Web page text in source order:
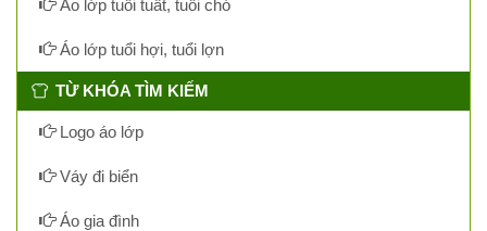
Áo lớp tuổi tuất, tuổi chó
Áo lớp tuổi hợi, tuổi lợn
TỪ KHÓA TÌM KIẾM
Logo áo lớp
Váy đi biển
Áo gia đình